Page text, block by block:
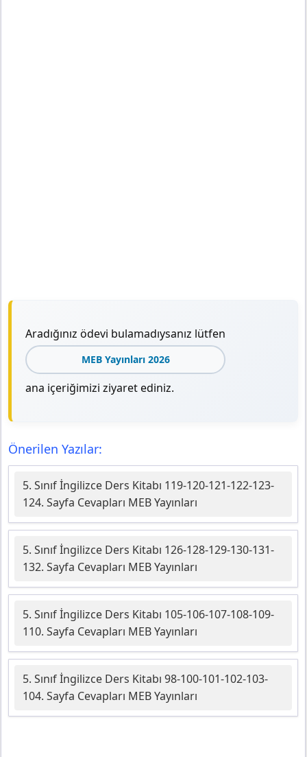
Aradığınız ödevi bulamadıysanız lütfen
MEB Yayınları 2026
ana içeriğimizi ziyaret ediniz.
Önerilen Yazılar:
5. Sınıf İngilizce Ders Kitabı 119-120-121-122-123-
124. Sayfa Cevapları MEB Yayınları
5. Sınıf İngilizce Ders Kitabı 126-128-129-130-131-
132. Sayfa Cevapları MEB Yayınları
5. Sınıf İngilizce Ders Kitabı 105-106-107-108-109-
110. Sayfa Cevapları MEB Yayınları
5. Sınıf İngilizce Ders Kitabı 98-100-101-102-103-
104. Sayfa Cevapları MEB Yayınları